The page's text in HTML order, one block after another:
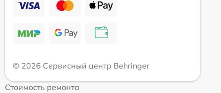
© 2026 Сервисный центр Behringer
Стоимость ремонта